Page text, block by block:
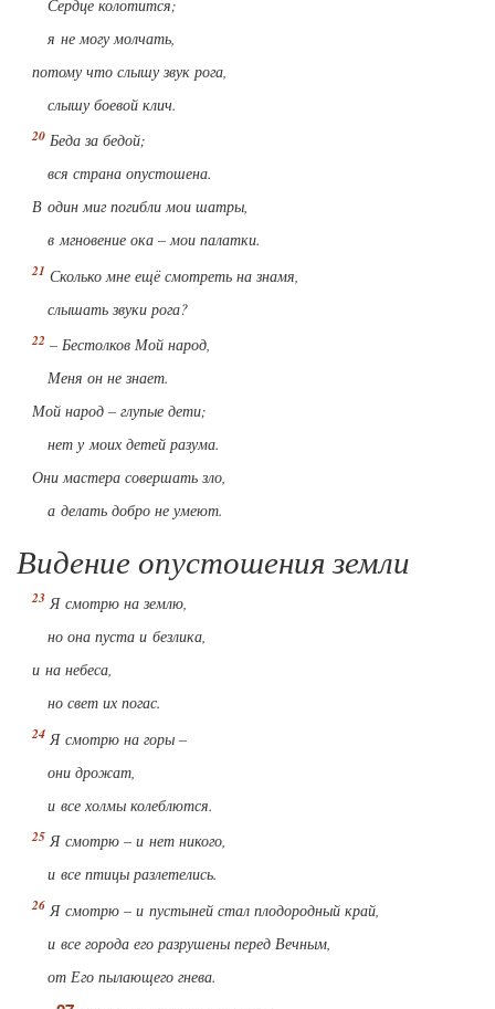
Сердце колотится;
я не могу молчать,
потому что слышу звук рога,
слышу боевой клич.
Беда за бедой;
вся страна опустошена.
В один миг погибли мои шатры,
в мгновение ока – мои палатки.
Сколько мне ещё смотреть на знамя,
слышать звуки рога?
– Бестолков Мой народ,
Меня он не знает.
Мой народ – глупые дети;
нет у моих детей разума.
Они мастера совершать зло,
а делать добро не умеют.
Видение опустошения земли
Я смотрю на землю,
но она пуста и безлика,
и на небеса,
но свет их погас.
Я смотрю на горы –
они дрожат,
и все холмы колеблются.
Я смотрю – и нет никого,
и все птицы разлетелись.
Я смотрю – и пустыней стал плодородный край,
и все города его разрушены перед Вечным,
от Его пылающего гнева.